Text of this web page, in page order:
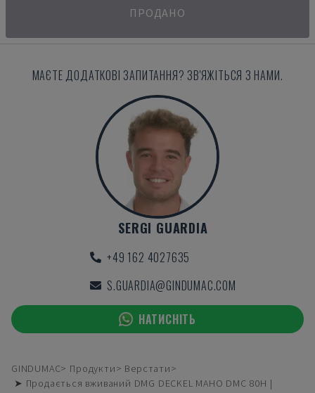
ПРОДАНО
МАЄТЕ ДОДАТКОВІ ЗАПИТАННЯ? ЗВ'ЯЖІТЬСЯ З НАМИ.
SERGI GUARDIA
+49 162 4027635
S.GUARDIA@GINDUMAC.COM
НАТИСНІТЬ
GINDUMAC Продукти
Верстати
➤ Продається вживаний DMG DECKEL MAHO DMC 80H |